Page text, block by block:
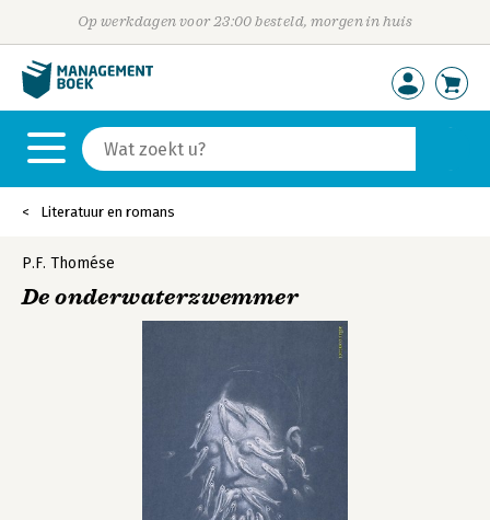
Op werkdagen voor 23:00 besteld, morgen in huis
Literatuur en romans
P.F. Thomése
De onderwaterzwemmer